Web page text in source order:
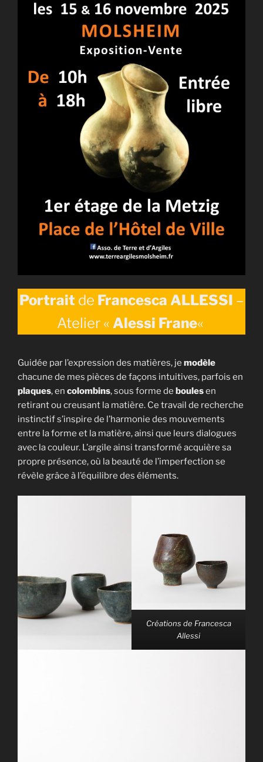
Portrait de Francesca ALLESSI –
Atelier « Alessi Frane«
Guidée par l’expression des matières, je modèle
chacune de mes pièces de façons intuitives, parfois en
plaques, en colombins, sous forme de boulesen
retirant ou creusant la matière. Ce travail de recherche
instinctif s’inspire de l’harmonie des mouvements
entre la forme et la matière, ainsi que leurs dialogues
avec la couleur. L’argile ainsi transformé acquière sa
propre présence, où la beauté de l’imperfection se
révèle grâce à l’équilibre des éléments.
Créations de Francesca
Allessi